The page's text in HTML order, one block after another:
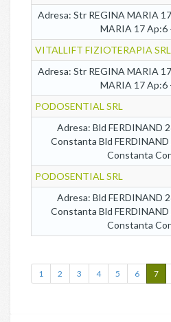
Adresa: Str REGINA MARIA
MARIA 17 Ap:6
VITALLIFT FIZIOTERAPIA SRL
Adresa: Str REGINA MARIA
MARIA 17 Ap:6
PODOSENTIAL SRL
Adresa: Bld FERDINAND
Constanta Bld
Constanta
PODOSENTIAL SRL
Adresa: Bld FERDINAND
Constanta Bld
Constanta
1 2 3 4 5 6 7